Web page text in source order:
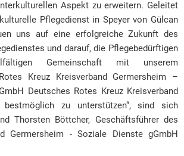
Aspekt zu erweitern. Geleitet
Pflegedienst in Speyer von Gülcan
uns auf eine erfolgreiche Zukunft des
und darauf, die Pflegebedürftigen
Gemeinschaft mit unserem
Kreuz Kreisverband Germersheim –
Deutsches Rotes Kreuz Kreisverband
bestmöglich zu unterstützen“, sind sich
Thorsten Böttcher, Geschäftsführer des
Germersheim - Soziale Dienste gGmbH